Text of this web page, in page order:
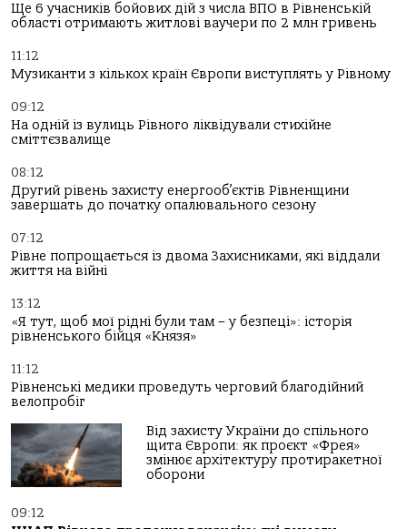
Ще 6 учасників бойових дій з числа ВПО в Рівненській
області отримають житлові ваучери по 2 млн гривень
11:12
Музиканти з кількох країн Європи виступлять у Рівному
09:12
На одній із вулиць Рівного ліквідували стихійне
сміттєзвалище
08:12
Другий рівень захисту енергооб’єктів Рівненщини
завершать до початку опалювального сезону
07:12
Рівне попрощається із двома Захисниками, які віддали
життя на війні
13:12
«Я тут, щоб мої рідні були там – у безпеці»: історія
рівненського бійця «Князя»
11:12
Рівненські медики проведуть черговий благодійний
велопробіг
Від захисту України до спільного
щита Європи: як проєкт «Фрея»
змінює архітектуру протиракетної
оборони
09:12